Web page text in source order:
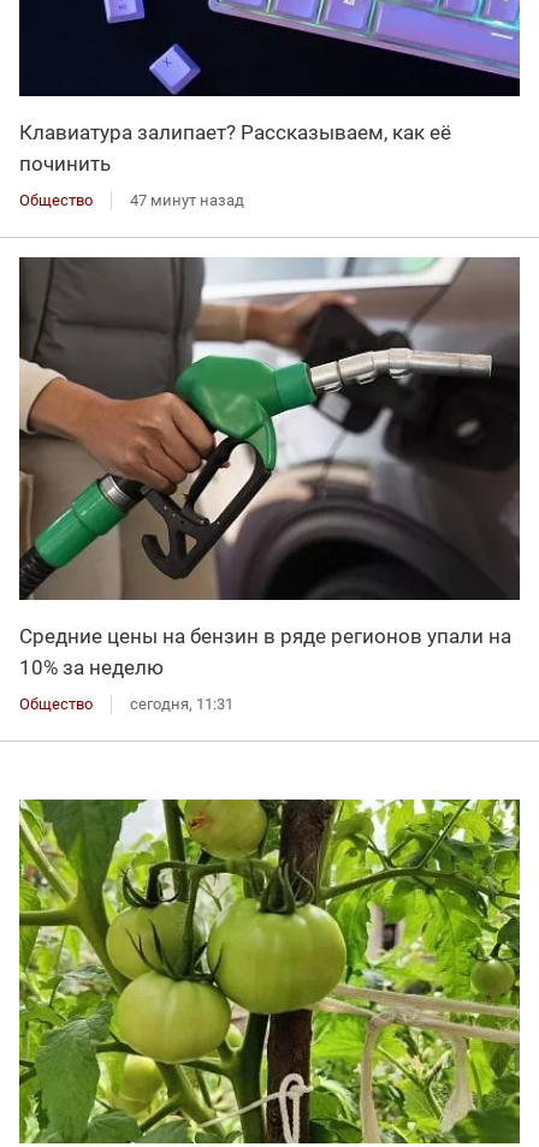
Клавиатура залипает? Рассказываем, как её
починить
Общество 47 минут назад
Средние цены на бензин в ряде регионов упали на
10% за неделю
Общество сегодня, 11:31